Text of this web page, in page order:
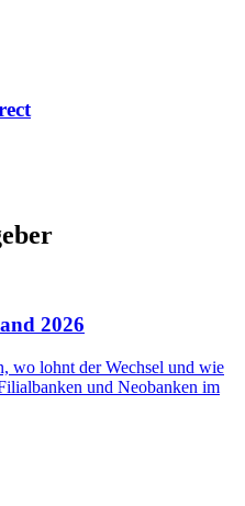
2026
wo lohnt der Wechsel und wie
und Neobanken im